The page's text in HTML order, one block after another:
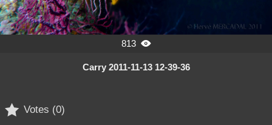
813 
Carry 2011-11-13 12-39-36
 Votes (0)